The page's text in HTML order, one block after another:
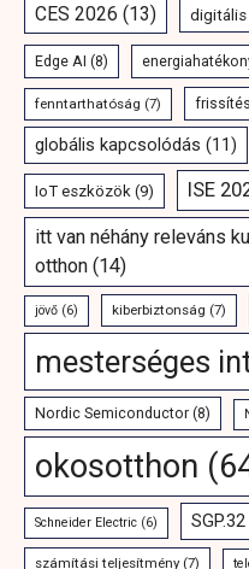
CES 2026 (13) digitális
Edge AI (8)
fenntarthatóság (7) frissítés
globális kapcsolódás (11)
IoT eszközök (9) ISE
itt van néhány releváns
otthon (14)
jövő (6) kiberbiztonság (7)
mesterséges
Nordic Semiconductor (8)
okosotthon
Schneider Electric (6) SGP.32
számítási teljesítmény(7)